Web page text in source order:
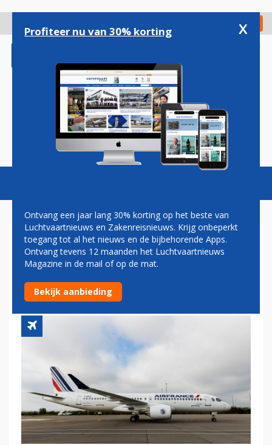
gaan
Check in
Magazine Podcasts Vacatures
AIRBUS A220-300 MAAKTE
EERSTE COMMERCIËLE
VLUCHTEN BIJ AIR FRANCE
Profiteer nu van 30% korting x
Ontvang een jaar lang 30% korting op het beste van
Luchtvaartnieuws en Zakenreisnieuws. Krijg onbeperkt
toegang tot al het nieuws en de bijbehorende Apps.
Ontvang tevens 12 maanden het Luchtvaartnieuws
Magazine in de mail of op de mat.
Bekijk aanbieding